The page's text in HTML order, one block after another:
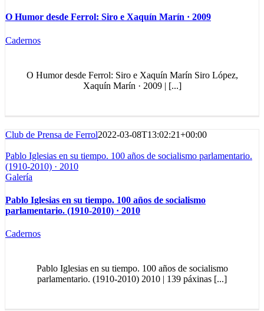
O Humor desde Ferrol: Siro e Xaquín Marín · 2009
Cadernos
O Humor desde Ferrol: Siro e Xaquín Marín Siro López,
Xaquín Marín · 2009 | [...]
Club de Prensa de Ferrol2022-03-08T13:02:21+00:00
Pablo Iglesias en su tiempo. 100 años de socialismo parlamentario.
(1910-2010) · 2010
Galería
Pablo Iglesias en su tiempo. 100 años de socialismo
parlamentario. (1910-2010) · 2010
Cadernos
Pablo Iglesias en su tiempo. 100 años de socialismo
parlamentario. (1910-2010) 2010 | 139 páxinas [...]